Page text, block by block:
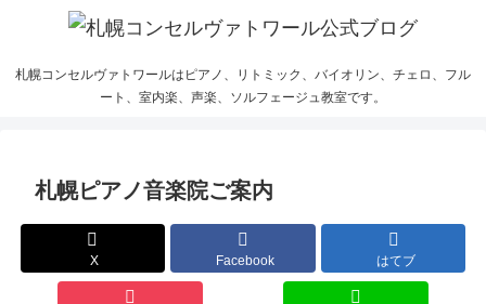
札幌コンセルヴァトワールはピアノ、リトミック、バイオリン、チェロ、フル
ート、室内楽、声楽、ソルフェージュ教室です。
札幌ピアノ音楽院ご案内
X Facebook はてブ